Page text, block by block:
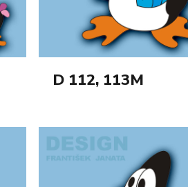
D 112, 113M